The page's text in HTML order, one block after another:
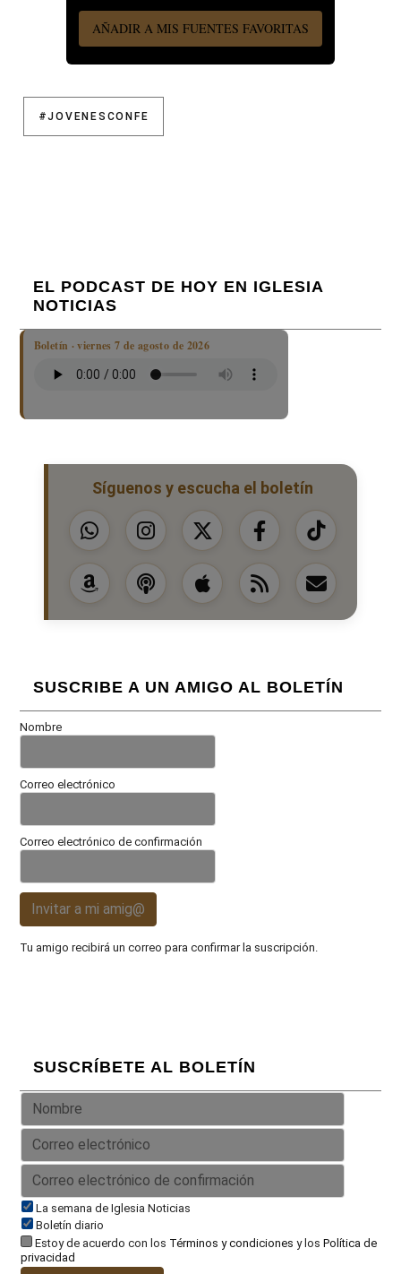
AÑADIR A MIS FUENTES FAVORITAS
#JOVENESCONFE
EL PODCAST DE HOY EN IGLESIA
NOTICIAS
Boletín · viernes 7 de agosto de 2026
Síguenos y escucha el boletín
SUSCRIBE A UN AMIGO AL BOLETÍN
Nombre
Correo electrónico
Correo electrónico de confirmación
Invitar a mi amig@
Tu amigo recibirá un correo para confirmar la suscripción.
SUSCRÍBETE AL BOLETÍN
La semana de Iglesia Noticias
Boletín diario
Estoy de acuerdo con los Términos y condiciones y los Política de
privacidad